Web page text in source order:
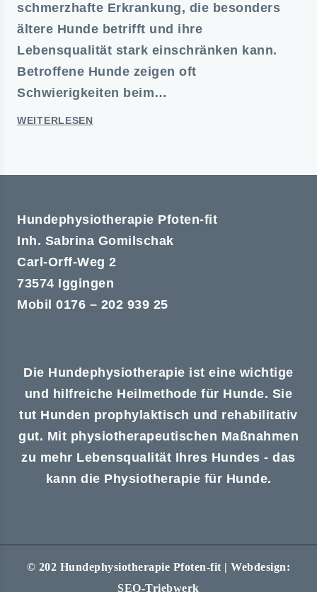
schmerzhafte Erkrankung, die besonders
ältere Hunde betrifft und ihre
Lebensqualität stark einschränken kann.
Betroffene Hunde zeigen oft
Schwierigkeiten beim…
WEITERLESEN
Hundephysiotherapie Pfoten-fit
Inh. Sabrina Gomilschak
Carl-Orff-Weg 2
73574 Iggingen
Mobil 0176 – 202 939 25
Die Hundephysiotherapie ist eine wichtige
und hilfreiche Heilmethode für Hunde. Sie
tut Hunden prophylaktisch und rehabilitativ
gut. Mit physiotherapeutischen Maßnahmen
zu mehr Lebensqualität Ihres Hundes - das
kann die Physiotherapie für Hunde.
© 202 Hundephysiotherapie Pfoten-fit | Webdesign:
SEO-Triebwerk